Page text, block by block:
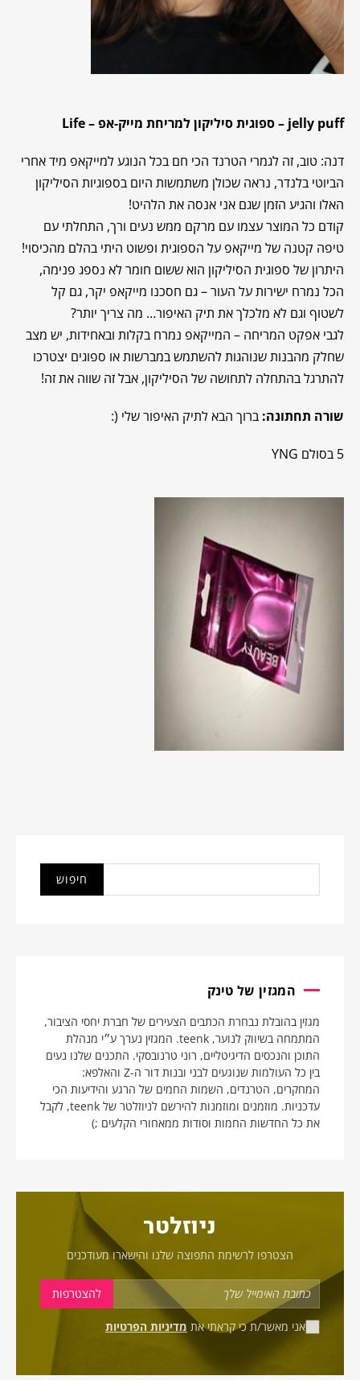
jelly puff – ספוגית סיליקון למריחת מייק-אפ –Life
דנה: טוב, זה לגמרי הטרנד הכי חם בכל הנוגע למייקאפ מיד אחרי
הביוטי בלנדר, נראה שכולן משתמשות היום בספוגיות הסיליקון
האלו והגיע הזמן שגם אני אנסה את הלהיט!
קודם כל המוצר עצמו עם מרקם ממש נעים ורך, התחלתי עם
טיפה קטנה של מייקאפ על הספוגית ופשוט היתי בהלם מהכיסוי!
היתרון של ספוגית הסיליקון הוא ששום חומר לא נספג פנימה,
הכל נמרח ישירות על העור – גם חסכנו מייקאפ יקר, גם קל
לשטוף וגם לא מלכלך את תיק האיפור… מה צריך יותר?
לגבי אפקט המריחה – המייקאפ נמרח בקלות ובאחידות, יש מצב
שחלק מהבנות שנוהגות להשתמש במברשות או ספוגים יצטרכו
להתרגל בהתחלה לתחושה של הסיליקון, אבל זה שווה את זה!
שורה תחתונה: ברוך הבא לתיק האיפור שלי (:
5 בסולם YNG
המגזין של טינק
מגזין בהובלת נבחרת הכתבים הצעירים של חברת יחסי הציבור,
המתמחה בשיווק לנוער, teenk. המגזין נערך ע״י מנהלת
התוכן והנכסים הדיגיטליים, רוני טרנובסקי. התכנים שלנו נעים
בין כל העולמות שנוגעים לבני ובנות דור ה-Z והאלפא:
המחקרים, הטרנדים, השמות החמים של הרגע והידיעות הכי
עדכניות. מוזמנים ומוזמנות להירשם לניוזלטר של teenk, לקבל
את כל החדשות החמות וסודות ממאחורי הקלעים ;)
ניוזלטר
הצטרפו לרשימת התפוצה שלנו והישארו מעודכנים
אני מאשר/ת כי קראתי את מדיניות הפרטיות